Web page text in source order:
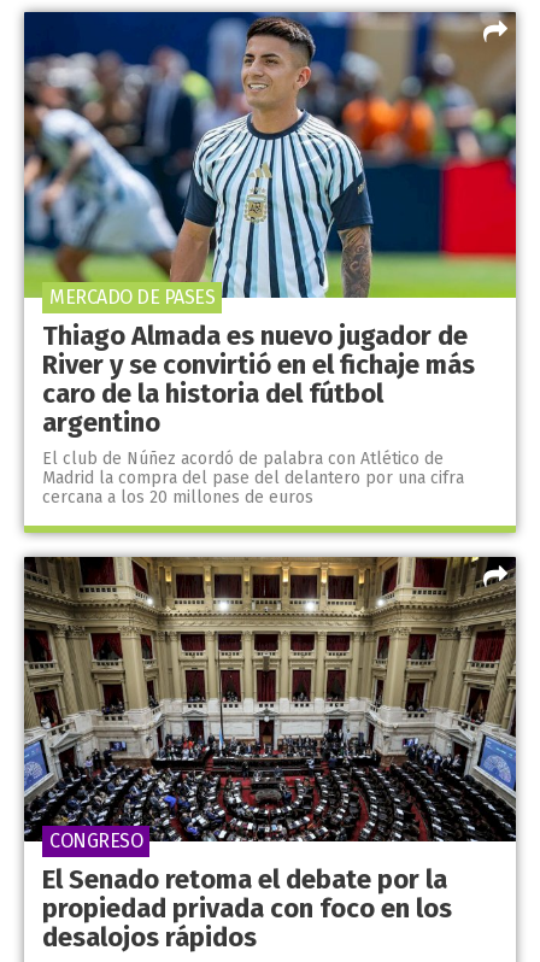
Thiago Almada es nuevo jugador de
River y se convirtió en el fichaje más
caro de la historia del fútbol
argentino
El club de Núñez acordó de palabra con Atlético de
Madrid la compra del pase del delantero por una cifra
cercana a los 20 millones de euros
MERCADO DE PASES
El Senado retoma el debate por la
propiedad privada con foco en los
desalojos rápidos
CONGRESO